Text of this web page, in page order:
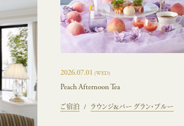
2026.07.01 (WED)
Peach Afternoon Tea
ご宿泊 ラウンジ&バー グラン・ブルー